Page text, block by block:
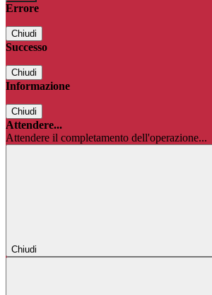
Errore
Chiudi
Successo
Chiudi
Informazione
Chiudi
Attendere...
Attendere il completamento dell'operazione...
Chiudi